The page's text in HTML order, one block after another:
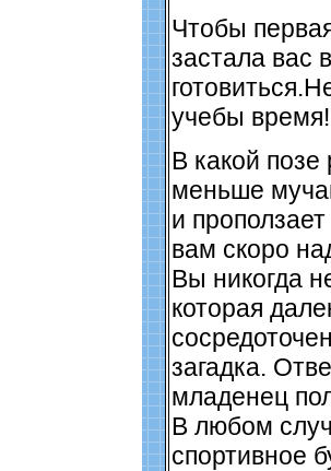
Чтобы
застала вас
учебы время!
В какой позе
меньше
и
вам скоро
Вы никогда
которая
загадка.
младенец
В любом
спортивное